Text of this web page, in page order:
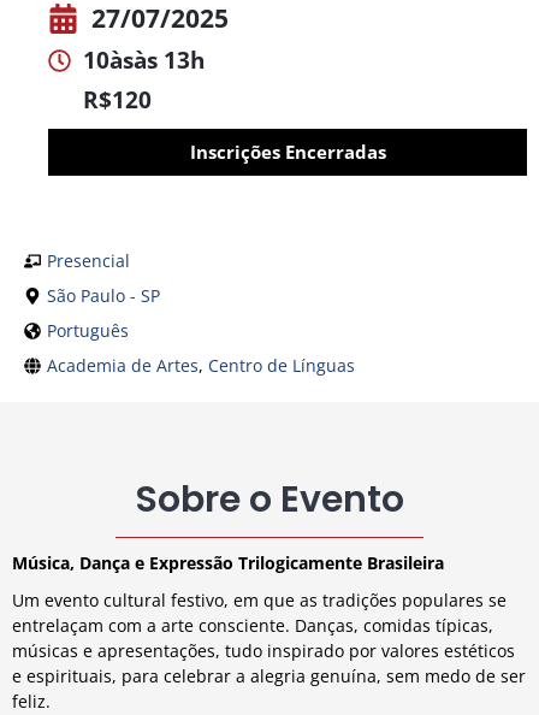
27/07/2025
10àsàs 13h
R$120
Inscrições Encerradas
Presencial
São Paulo - SP
Português
Academia de Artes, Centro de Línguas
Sobre o Evento
Música, Dança e Expressão Trilogicamente Brasileira
Um evento cultural festivo, em que as tradições populares se
entrelaçam com a arte consciente. Danças, comidas típicas,
músicas e apresentações, tudo inspirado por valores estéticos
e espirituais, para celebrar a alegria genuína, sem medo de ser
feliz.